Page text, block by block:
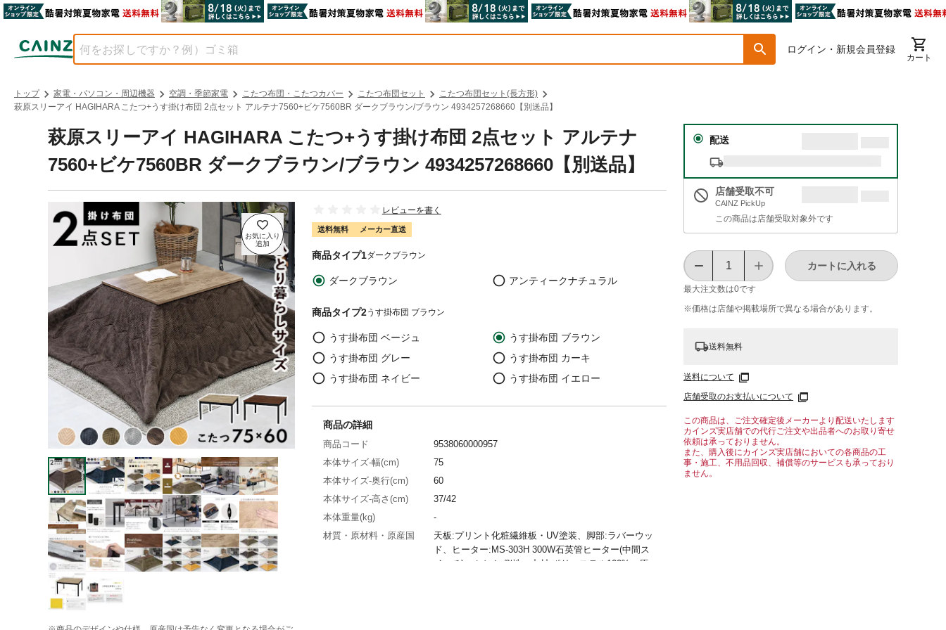
ログイン・新規会員登録
カート
トップ 家電・パソコン・周辺機器 空調・季節家電 こたつ布団・こたつカバー こたつ布団セット
こたつ布団セット(長方形)
萩原スリーアイ HAGIHARA こたつ+うす掛け布団 2点セット アルテナ7560+ビケ7560BR ダークブラウン/ブラウン 4934257268660【別送品】
萩原スリーアイ HAGIHARA こたつ+うす掛け布団 2点セット アルテナ
7560+ビケ7560BR ダークブラウン/ブラウン 4934257268660【別送品】
レビューを書く
送料無料 メーカー直送
商品タイプ1ダークブラウン
ダークブラウン アンティークナチュラル
商品タイプ2うす掛布団 ブラウン
うす掛布団 ベージュ
うす掛布団 ブラウン
うす掛布団 グレー
うす掛布団 カーキ
うす掛布団 ネイビー
うす掛布団 イエロー
配送
店舗受取不可
CAINZ PickUp
この商品は店舗受取対象外です
最大注文数は0です
カートに入れる
※価格は​店舗や​掲載場所で​異なる​場合が​あります。
送料無料
送料について
店舗受取のお支払いについて
この商品は、ご注文確定後メーカーより配送いたします
カインズ実店舗での代行ご注文や出品者へのお取り寄せ
依頼は承っておりません。
また、購入後にカインズ実店舗においての各商品の工
事・施工、不用品回収、補償等のサービスも承っており
ません。
商品の詳細
商品コード
9538060000957
本体サイズ-幅(cm)
75
本体サイズ-奥行(cm)
60
本体サイズ-高さ(cm)
37/42
本体重量(kg)
-
材質・原材料・原産国
天板:プリント化粧繊維板・UV塗装、脚部:ラバーウッ
ド、ヒーター:MS-303H 300W石英管ヒーター(中間ス
イッチ)、ふとん 側地・中材:ポリエステル100%、原